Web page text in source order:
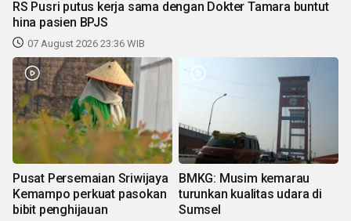
RS Pusri putus kerja sama dengan Dokter Tamara buntut
hina pasien BPJS
07 August 2026 23:36 WIB
Pusat Persemaian Sriwijaya
Kemampo perkuat pasokan
bibit penghijauan
BMKG: Musim kemarau
turunkan kualitas udara di
Sumsel